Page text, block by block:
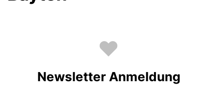
Newsletter Anmeldung